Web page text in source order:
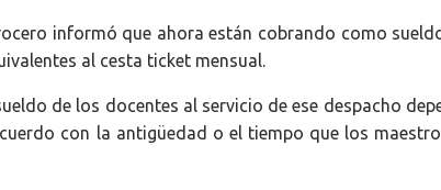
informó que ahora están cobrando como
al cesta ticket mensual.
de los docentes al servicio de ese despacho
con la antigüedad o el tiempo que los